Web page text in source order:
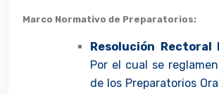
Marco Normativo de Preparatorios:
Resolución Rectoral
Por el cual se
de los Preparatorios